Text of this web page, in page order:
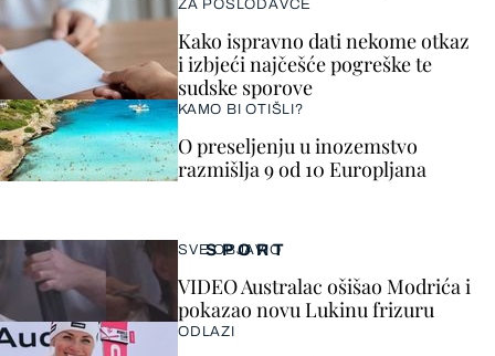
SPORT
SVE OBJAVIO
VIDEO Australac ošišao Modrića i
pokazao novu Lukinu frizuru
ODLAZI
ZA POSLODAVCE
Kako ispravno dati nekome otkaz
i izbjeći najčešće pogreške te
sudske sporove
KAMO BI OTIŠLI?
O preseljenju u inozemstvo
razmišlja 9 od 10 Europljana